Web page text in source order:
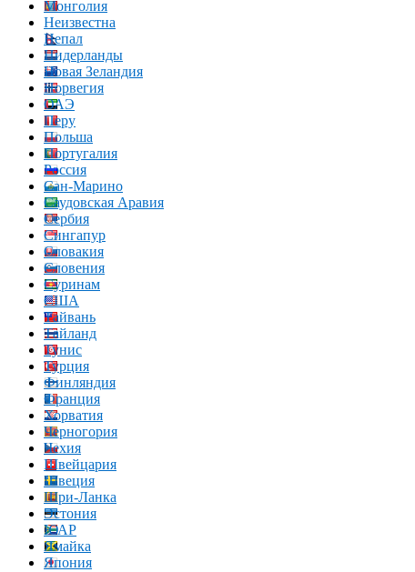
Монголия
Неизвестна
Непал
Нидерланды
Новая Зеландия
Норвегия
ОАЭ
Перу
Польша
Португалия
Россия
Сан-Марино
Саудовская Аравия
Сербия
Сингапур
Словакия
Словения
Суринам
США
Тайвань
Тайланд
Тунис
Турция
Финляндия
Франция
Хорватия
Черногория
Чехия
Швейцария
Швеция
Шри-Ланка
Эстония
ЮАР
Ямайка
Япония